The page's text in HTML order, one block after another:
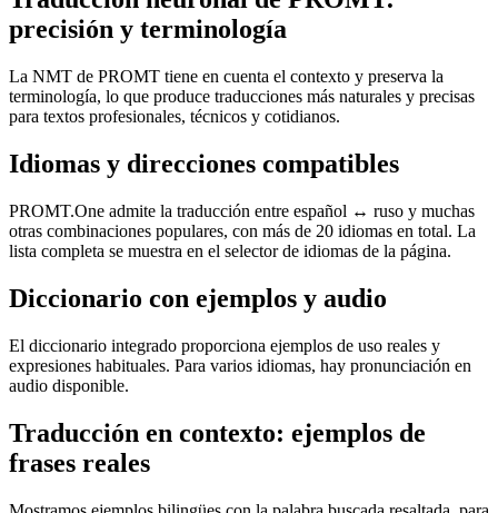
precisión y terminología
La NMT de PROMT tiene en cuenta el contexto y preserva la
terminología, lo que produce traducciones más naturales y precisas
para textos profesionales, técnicos y cotidianos.
Idiomas y direcciones compatibles
PROMT.One admite la traducción entre español ↔ ruso y muchas
otras combinaciones populares, con más de 20 idiomas en total. La
lista completa se muestra en el selector de idiomas de la página.
Diccionario con ejemplos y audio
El diccionario integrado proporciona ejemplos de uso reales y
expresiones habituales. Para varios idiomas, hay pronunciación en
audio disponible.
Traducción en contexto: ejemplos de
frases reales